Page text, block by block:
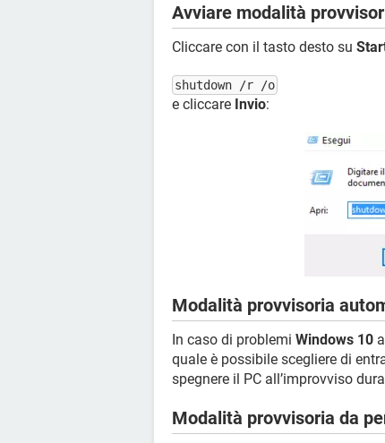
Avviare modalità
Cliccare con il tasto desto su
shutdown /r /o
e cliccare Invio:
Modalità provvisoria
In caso di problemi Windows 10
quale è possibile scegliere di
spegnere il PC all’improvviso
Modalità provvisoria da